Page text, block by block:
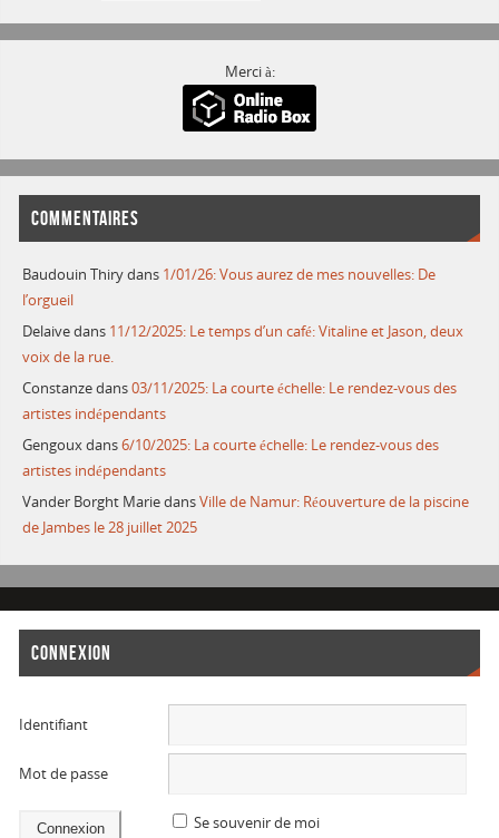
Merci à:
COMMENTAIRES
Baudouin Thirydans 1/01/26: Vous aurez de mes nouvelles: De
l’orgueil
Delaivedans 11/12/2025: Le temps d’un café: Vitaline et Jason, deux
voix de la rue.
Constanzedans03/11/2025: La courte échelle: Le rendez-vous des
artistes indépendants
Gengouxdans6/10/2025: La courte échelle: Le rendez-vous des
artistes indépendants
Vander Borght MariedansVille de Namur: Réouverture de la piscine
de Jambes le 28 juillet 2025
CONNEXION
Identifiant
Mot de passe
Se souvenir de moi